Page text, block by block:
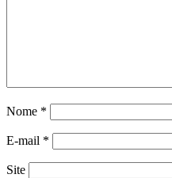
Nome *
E-mail *
Site